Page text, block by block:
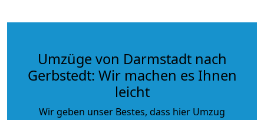
Umzüge von Darmstadt nach
Gerbstedt: Wir machen es Ihnen
leicht
Wir geben unser Bestes, dass hier Umzug